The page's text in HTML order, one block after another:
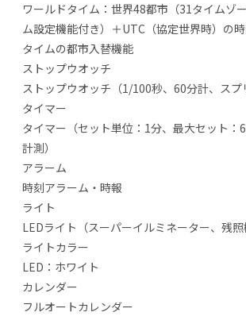
ワールドタイム：世界48都市（31タイムゾ
ム設定機能付き）＋UTC（協定世界時）の
タイムの都市入替機能
ストップウオッチ
ストップウオッチ（1/100秒、60分計、スプ
タイマー
タイマー（セット単位：1分、最大セット：
計測）
アラーム
時刻アラーム・時報
ライト
LEDライト（スーパーイルミネーター、残照
ライトカラー
LED：ホワイト
カレンダー
フルオートカレンダー